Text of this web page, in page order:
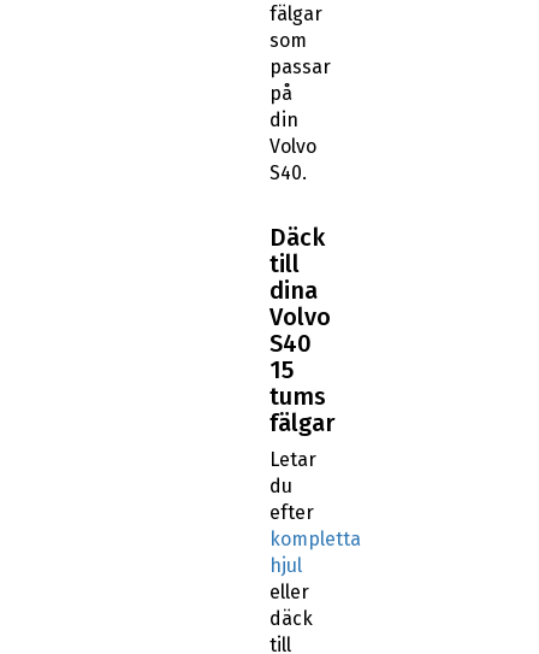
fälgar
som
passar
på
din
Volvo
S40.
Däck
till
dina
Volvo
S40
15
tums
fälgar
Letar
du
efter
kompletta
hjul
eller
däck
till